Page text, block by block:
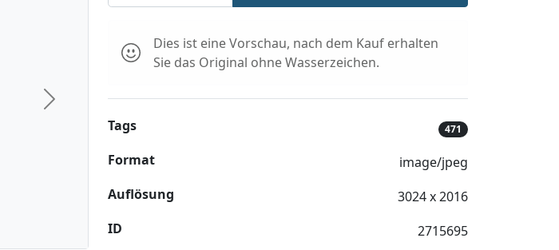
Next
Dies ist eine Vorschau, nach dem Kauf erhalten
Sie das Original ohne Wasserzeichen.
Tags 471
Format
image/jpeg
Auflösung
3024 x 2016
ID
2715695